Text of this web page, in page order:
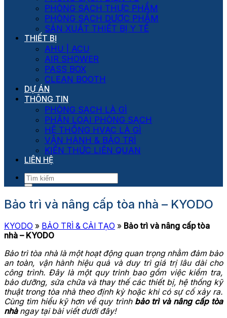
PHÒNG SẠCH THỰC PHẨM
PHÒNG SẠCH DƯỢC PHẨM
SẢN XUẤT THIẾT BỊ Y TẾ
THIẾT BỊ
AHU | ACU
AIR SHOWER
PASS BOX
CLEAN BOOTH
DỰ ÁN
THÔNG TIN
PHÒNG SẠCH LÀ GÌ
PHÂN LOẠI PHÒNG SẠCH
HỆ THỐNG HVAC LÀ GÌ
VẬN HÀNH & BẢO TRÌ
KIẾN THỨC LIÊN QUAN
LIÊN HỆ
Bảo trì và nâng cấp tòa nhà – KYODO
KYODO » BẢO TRÌ & CẢI TẠO » Bảo trì và nâng cấp tòa
nhà – KYODO
Bảo trì tòa nhà là một hoạt động quan trọng nhằm đảm bảo
an toàn, vận hành hiệu quả và duy trì giá trị lâu dài cho
công trình. Đây là một quy trình bao gồm việc kiểm tra,
bảo dưỡng, sửa chữa và thay thế các thiết bị, hệ thống kỹ
thuật trong tòa nhà theo định kỳ hoặc khi có sự cố xảy ra.
Cùng tìm hiểu kỹ hơn về quy trình bảo trì và nâng cấp tòa
nhàngay tại bài viết dưới đây!